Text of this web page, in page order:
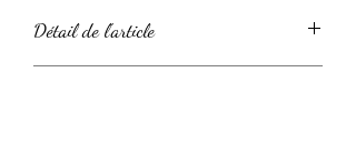
Détail de l'article